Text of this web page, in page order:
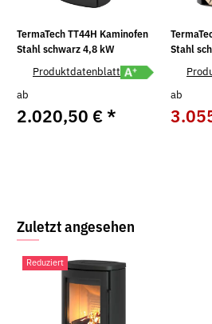
A+ öffnen
TermaTech TT44H Kaminofen
Stahl schwarz 4,8 kW
ProduktdatenblattEnergielabel A+
ab
2.020,50 €*
Stahl
ab
Zuletzt angesehen
Reduziert